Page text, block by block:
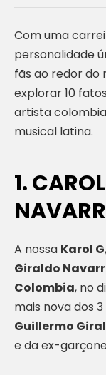
Com uma
personalidade
fãs ao redor do
explorar 10
artista
musical latina.
1.
A nossa Karol G
Giraldo
Colombia, no
mais nova dos
Guillermo
e da ex-